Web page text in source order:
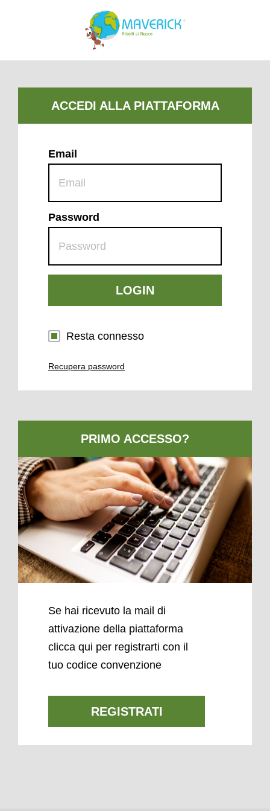
Email
Password
LOGIN
Resta connesso
Recupera password
Se hai ricevuto la mail di
attivazione della piattaforma
clicca qui per registrarti con il
tuo codice convenzione
REGISTRATI